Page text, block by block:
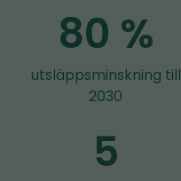
80 %
utsläppsminskning till
2030
5